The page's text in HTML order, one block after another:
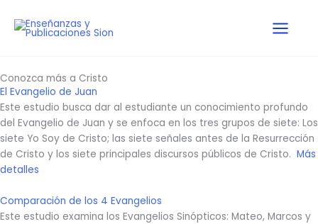
content
Conozca más a Cristo
El Evangelio de Juan
Este estudio busca dar al estudiante un conocimiento profundo
del Evangelio de Juan y se enfoca en los tres grupos de siete: Los
siete Yo Soy de Cristo; las siete señales antes de la Resurrección
de Cristo y los siete principales discursos públicos de Cristo. Más
detalles
Comparación de los 4 Evangelios
Este estudio examina los Evangelios Sinópticos: Mateo, Marcos y